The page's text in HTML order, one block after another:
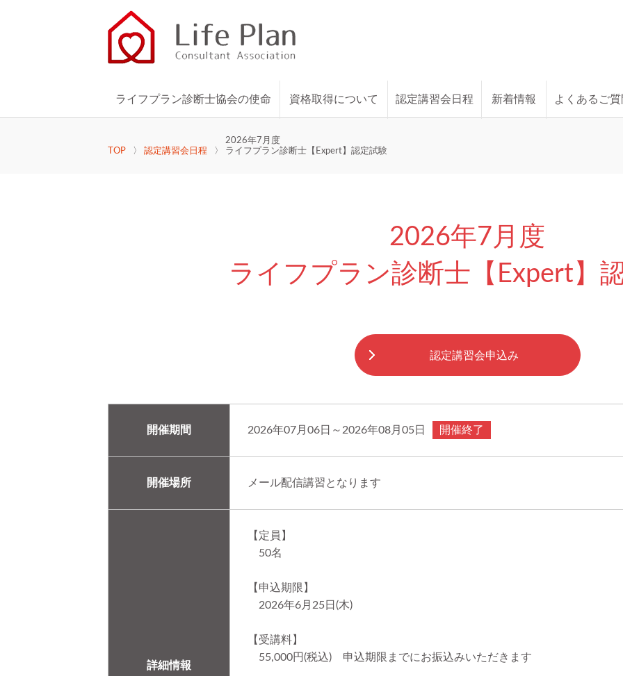
ライフプラン診断士協会の使命 資格取得について 認定講習会日程 新着情報 よくあるご質
TOP 認定講習会日程
2026年7月度
ライフプラン診断士【Expert】認定試験
2026年7月度
ライフプラン診断士【Expert】
認定講習会申込み
開催期間 2026年07月06日～2026年08月05日 開催終了
開催場所 メール配信講習となります
詳細情報
【定員】
50名
【申込期限】
2026年6月25日(木)
【受講料】
55,000円(税込) 申込期限までにお振込みいただきます